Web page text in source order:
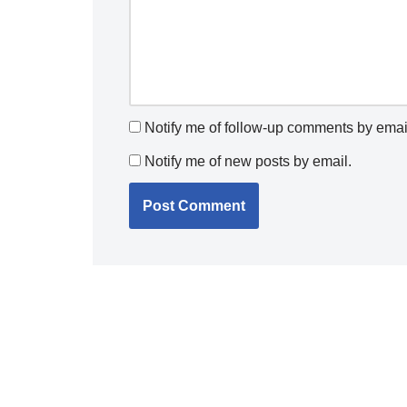
Notify me of follow-up comments by
Notify me of new posts by email.